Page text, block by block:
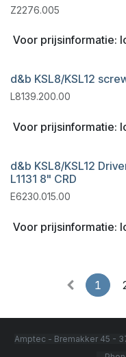
Z2276.005
Voor prijsinformatie:
d&b KSL8/KSL12
L8139.200.00
Voor prijsinformatie:
d&b KSL8/KSL12
L1131 8" CRD
E6230.015.00
Voor prijsinformatie:
1
Amptec - Bremakker 45 -